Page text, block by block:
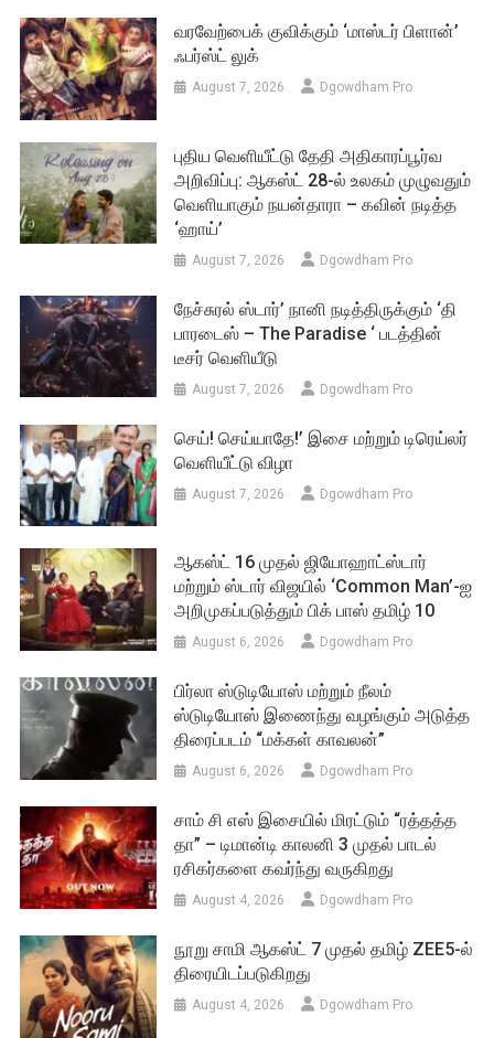
வரவேற்பைக் குவிக்கும் ‘மாஸ்டர் பிளான்’
ஃபர்ஸ்ட் லுக்
August 7, 2026 Dgowdham Pro
புதிய வெளியீட்டு தேதி அதிகாரப்பூர்வ
அறிவிப்பு: ஆகஸ்ட் 28-ல் உலகம் முழுவதும்
வெளியாகும் நயன்தாரா – கவின் நடித்த
‘ஹாய்’
August 7, 2026 Dgowdham Pro
நேச்சுரல் ஸ்டார்’ நானி நடித்திருக்கும் ‘தி
பாரடைஸ் – The Paradise ‘ படத்தின்
டீசர் வெளியீடு
August 7, 2026 Dgowdham Pro
செய்! செய்யாதே!’ இசை மற்றும் டிரெய்லர்
வெளியீட்டு விழா
August 7, 2026 Dgowdham Pro
ஆகஸ்ட் 16 முதல் ஜியோஹாட்ஸ்டார்
மற்றும் ஸ்டார் விஜயில் ‘Common Man’-ஐ
அறிமுகப்படுத்தும் பிக் பாஸ் தமிழ் 10
August 6, 2026 Dgowdham Pro
பிர்லா ஸ்டுடியோஸ் மற்றும் நீலம்
ஸ்டுடியோஸ் இணைந்து வழங்கும் அடுத்த
திரைப்படம் “மக்கள் காவலன்”
August 6, 2026 Dgowdham Pro
சாம் சி எஸ் இசையில் மிரட்டும் “ரத்தத்த
தா” – டிமான்டி காலனி 3 முதல் பாடல்
ரசிகர்களை கவர்ந்து வருகிறது
August 4, 2026 Dgowdham Pro
நூறு சாமி ஆகஸ்ட் 7 முதல் தமிழ் ZEE5-ல்
திரையிடப்படுகிறது
August 4, 2026 Dgowdham Pro